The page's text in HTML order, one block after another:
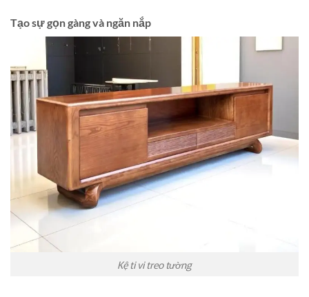
Tạo sự gọn gàng và ngăn nắp
Kệ ti vi treo tường